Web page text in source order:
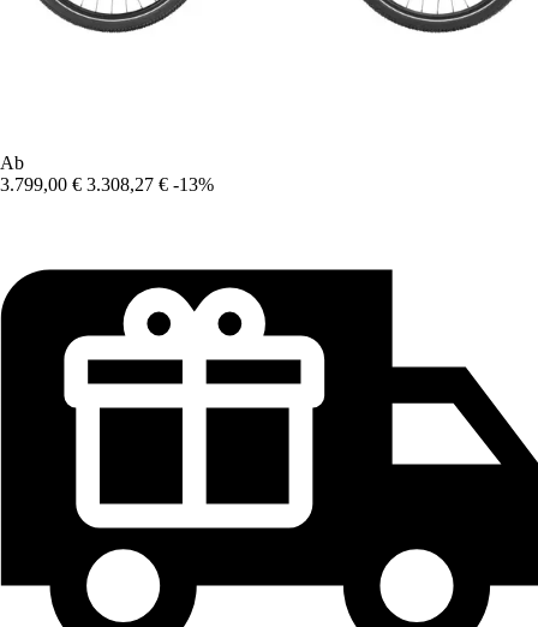
Ab
3.799,00 € 3.308,27 € -13%